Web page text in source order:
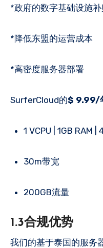
*政府的数字基础设施
*降低东盟的运营成本
*高密度服务器部署
SurferCloud的$ 9.99/
1 VCPU | 1GB RAM
30m带宽
200GB流量
1.3合规优势
我们的基于泰国的服务